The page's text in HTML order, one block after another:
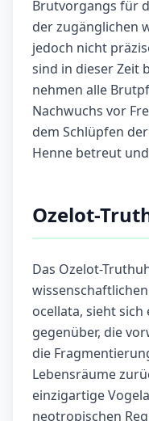
Brutvorgangs für
der zugänglichen
jedoch nicht
sind in dieser Zeit
nehmen alle
Nachwuchs vor
dem Schlüpfen
Henne betreut
Ozelot-
Das Ozelot-
ocellata, sieht
gegenüber, die
die
Lebensräume
einzigartige
neotropischen